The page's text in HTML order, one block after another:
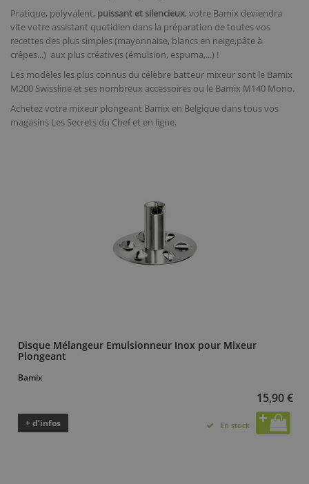
Pratique, polyvalent, puissant et silencieux, votre Bamix deviendra
vite votre assistant quotidien dans la préparation de toutes vos
recettes des plus simples (mayonnaise, blancs en neige,pâte à
crêpes...) aux plus créatives (émulsion, espuma,...) !
Les modèles les plus connus du célèbre batteur mixeur sont le Bamix
M200 Swissline et ses nombreux accessoires ou le Bamix M140 Mono.
Achetez votre mixeur plongeant Bamix en Belgique dans tous vos
magasins Les Secrets du Chef et en ligne.
Disque Mélangeur Emulsionneur Inox pour Mixeur
Plongeant
Bamix
15,90 €
+ d’infos En stock